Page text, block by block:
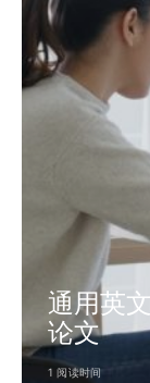
通用英
论文
1 阅读时间